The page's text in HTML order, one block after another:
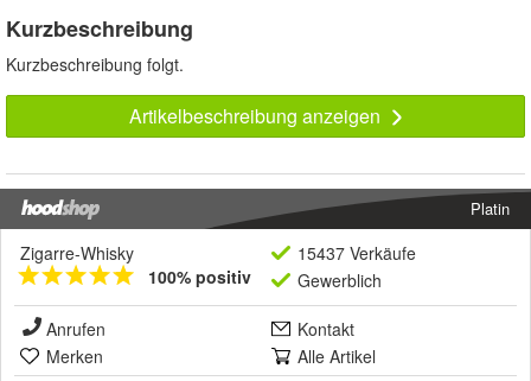
Kurzbeschreibung
Kurzbeschreibung folgt.
Artikelbeschreibung anzeigen
Platin
Zigarre-Whisky
100% positiv
15437 Verkäufe
Gewerblich
Anrufen
Kontakt
Merken
Alle Artikel